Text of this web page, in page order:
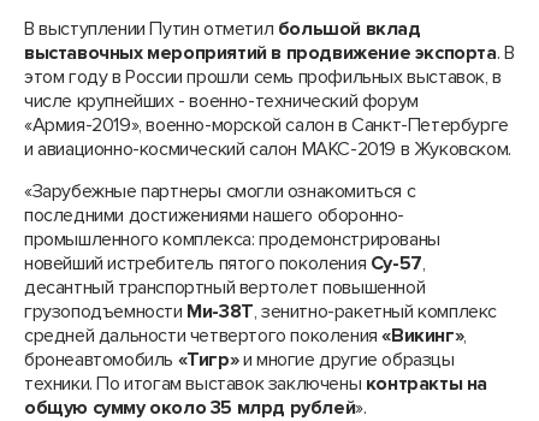
В выступлении Путин отметил большой вклад
выставочных мероприятий в продвижение экспорта. В
этом году в России прошли семь профильных выставок, в
числе крупнейших - военно-технический форум
«Армия-2019», военно-морской салон в Санкт-Петербурге
и авиационно-космический салон МАКС-2019 в Жуковском.
«Зарубежные партнеры смогли ознакомиться с
последними достижениями нашего оборонно-
промышленного комплекса: продемонстрированы
новейший истребитель пятого поколения Су-57,
десантный транспортный вертолет повышенной
грузоподъемности Ми-38Т, зенитно-ракетный комплекс
средней дальности четвертого поколения«Викинг»,
бронеавтомобиль «Тигр»и многие другие образцы
техники. По итогам выставок заключены контракты на
общую сумму около 35 млрд рублей».